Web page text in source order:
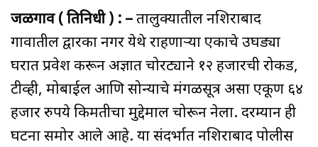
जळगाव ( प्रतिनिधी ) : –तालुक्यातील नशिराबाद
गावातील द्वारका नगर येथे राहणाऱ्या एकाचे उघड्या
घरात प्रवेश करून अज्ञात चोरट्याने १२ हजारची रोकड,
टीव्ही, मोबाईल आणि सोन्याचे मंगळसूत्र असा एकूण ६४
हजार रुपये किमतीचा मुद्देमाल चोरून नेला. दरम्यान ही
घटना समोर आले आहे. या संदर्भात नशिराबाद पोलीस